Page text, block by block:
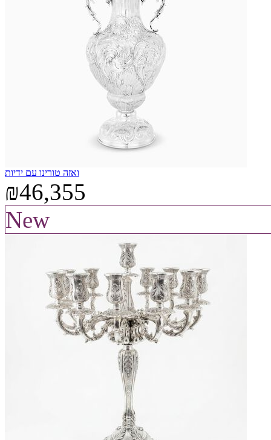
ואזה טורינו עם ידיות
₪46,355
New